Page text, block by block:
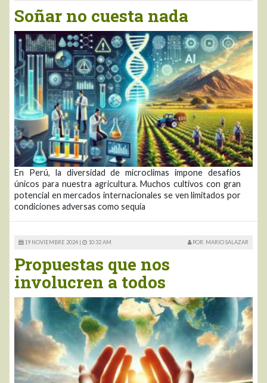
Soñar no cuesta nada
En Perú, la diversidad de microclimas impone desafíos
únicos para nuestra agricultura. Muchos cultivos con gran
potencial en mercados internacionales se ven limitados por
condiciones adversas como sequía
19 NOVIEMBRE 2024 | 10:32 AM POR: MARIO SALAZAR
Propuestas que nos
involucren a todos